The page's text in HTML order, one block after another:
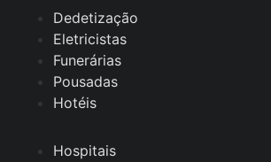
Dedetização
Eletricistas
Funerárias
Pousadas
Hotéis
Hospitais